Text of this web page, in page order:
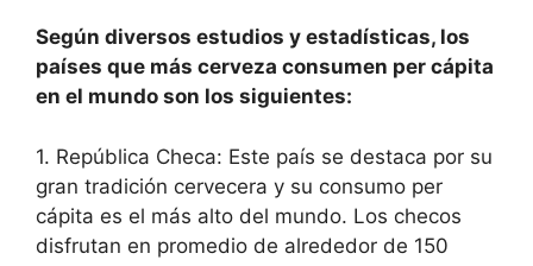
Según diversos estudios y estadísticas, los
países que más cerveza consumen per cápita
en el mundo son los siguientes:
1. República Checa: Este país se destaca por su
gran tradición cervecera y su consumo per
cápita es el más alto del mundo. Los checos
disfrutan en promedio de alrededor de 150